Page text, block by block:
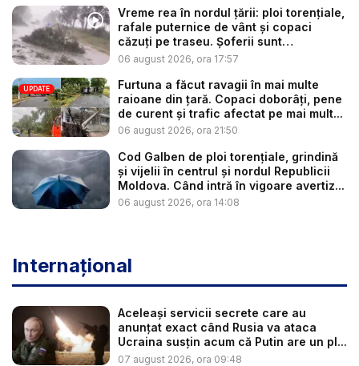
Vreme rea în nordul țării: ploi torențiale,
rafale puternice de vânt și copaci
căzuți pe traseu. Șoferii sunt
îndemnaț...
06 august 2026, ora 17:57
UPDATE
Furtuna a făcut ravagii în mai multe
raioane din țară. Copaci doborâți, pene
de curent și trafic afectat pe mai mult...
06 august 2026, ora 21:50
Cod Galben de ploi torențiale, grindină
și vijelii în centrul și nordul Republicii
Moldova. Când intră în vigoare avertiz...
06 august 2026, ora 14:08
Internațional
Aceleași servicii secrete care au
anunțat exact când Rusia va ataca
Ucraina susțin acum că Putin are un pl...
07 august 2026, ora 09:48